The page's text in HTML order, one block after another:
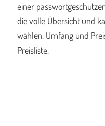
einer
die volle Übersicht und
wählen. Umfang und
Preisliste.